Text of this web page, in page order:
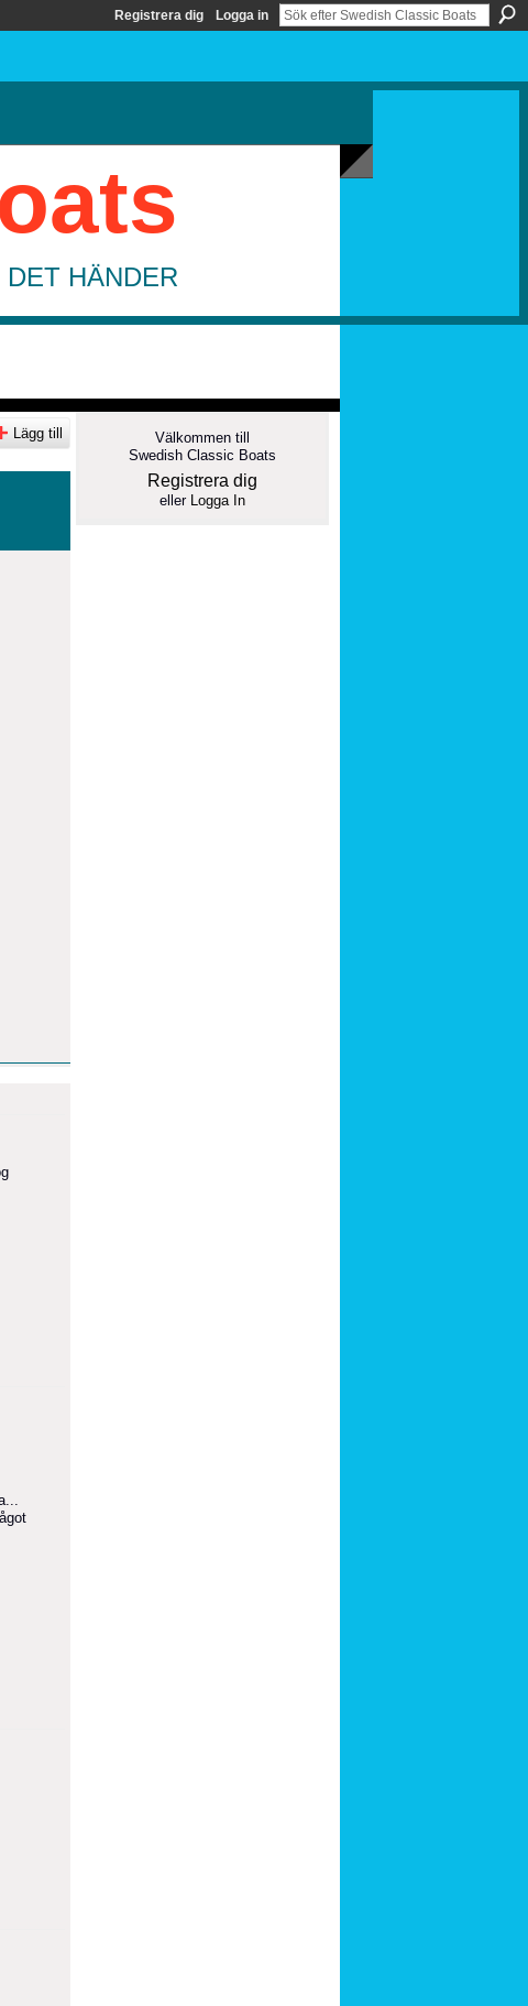
Registrera dig Logga in
HÄNDER
Lägg till
Välkommen till
Swedish Classic Boats
Registrera dig
eller Logga In